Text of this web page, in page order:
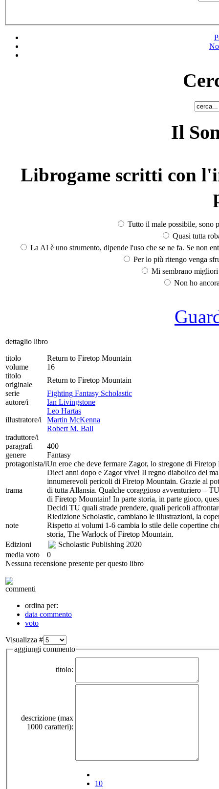
Il
Librogame scritti con
Tutto il male possibile, sono
Quasi tutta
La AI è uno strumento, dipende l'uso che se ne fa. Se non
Per lo più ritengo venga
Mi sembrano
Non ho
dettaglio libro
titolo
Return to Firetop Mountain
volume
16
titolo
originale
Return to Firetop Mountain
serie
Fighting Fantasy Scholastic
autore/i
Ian Livingstone
illustratore/i
Leo Hartas
Martin McKenna
Robert M. Ball
traduttore/i
paragrafi
400
genere
Fantasy
protagonista/iUn eroe che deve fermare Zagor, lo stregone di
trama
Dieci anni dopo e Zagor vive! Il regno diabolico del
innumerevoli pericoli di Firetop Mountain. Grazie al
di tutta Allansia. Qualche coraggioso avventuriero –
di Firetop Mountain! In parte storia, in parte gioco,
Decidi TU quali strade prendere, quali pericoli
note
Riedizione Scholastic, cambiano le illustrazioni, la
Rispetto ai volumi 1-6 cambia lo stile delle copertine
storia, The Warlock of Firetop Mountain.
Edizioni
Scholastic Publishing 2020
media voto
0
Nessuna recensione presente per questo libro
commenti
ordina per:
data commento
voto
Visualizza #
aggiungi commento
titolo:
descrizione (max
1000 caratteri):
10